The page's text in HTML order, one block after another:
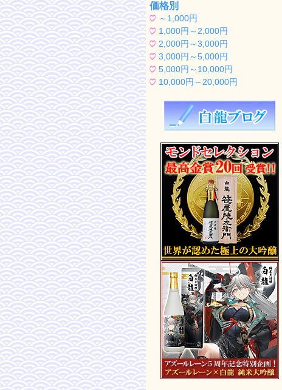
価格別
～1,000円
1,000円～2,000円
2,000円～3,000円
3,000円～5,000円
5,000円～10,000円
10,000円～20,000円